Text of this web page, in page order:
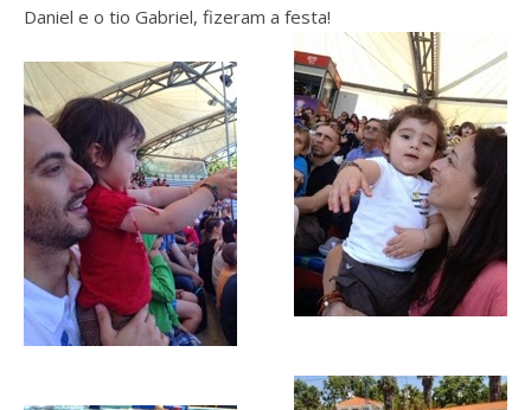
Daniel e o tio Gabriel, fizeram a festa!